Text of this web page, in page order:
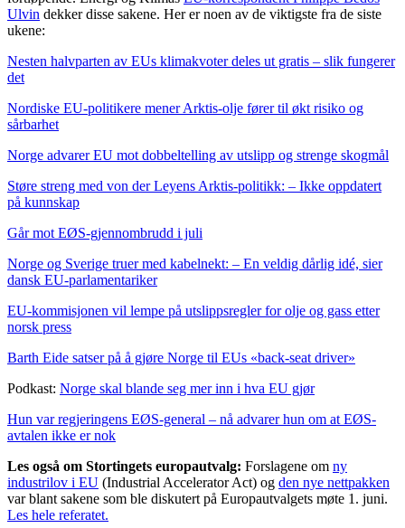
Ulvin dekker disse sakene. Her er noen av de viktigste fra de siste
ukene:
Nesten halvparten av EUs klimakvoter deles ut gratis – slik fungerer
det
Nordiske EU-politikere mener Arktis-olje fører til økt risiko og
sårbarhet
Norge advarer EU mot dobbeltelling av utslipp og strenge skogmål
Støre streng med von der Leyens Arktis-politikk: – Ikke oppdatert
på kunnskap
Går mot EØS-gjennombrudd i juli
Norge og Sverige truer med kabelnekt: – En veldig dårlig idé, sier
dansk EU-parlamentariker
EU-kommisjonen vil lempe på utslippsregler for olje og gass etter
norsk press
Barth Eide satser på å gjøre Norge til EUs «back-seat driver»
Podkast: Norge skal blande seg mer inn i hva EU gjør
Hun var regjeringens EØS-general – nå advarer hun om at EØS-
avtalen ikke er nok
Les også om Stortingets europautvalg: Forslagene om ny
industrilov i EU (Industrial Accelerator Act) og den nye nettpakken
var blant sakene som ble diskutert på Europautvalgets møte 1. juni.
Les hele referatet.